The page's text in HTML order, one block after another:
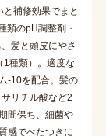
補修効果でまと
類のpH調整剤・
髪と頭皮にやさ
1種類）。適度な
-10を配合。髪の
リチル酸など2
間保ち、細菌や
感でべたつきに